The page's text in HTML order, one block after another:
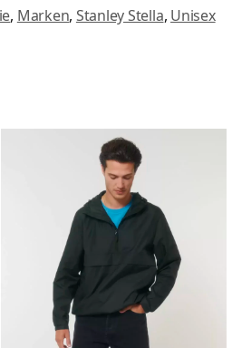
, Marken, Stanley Stella, Unisex